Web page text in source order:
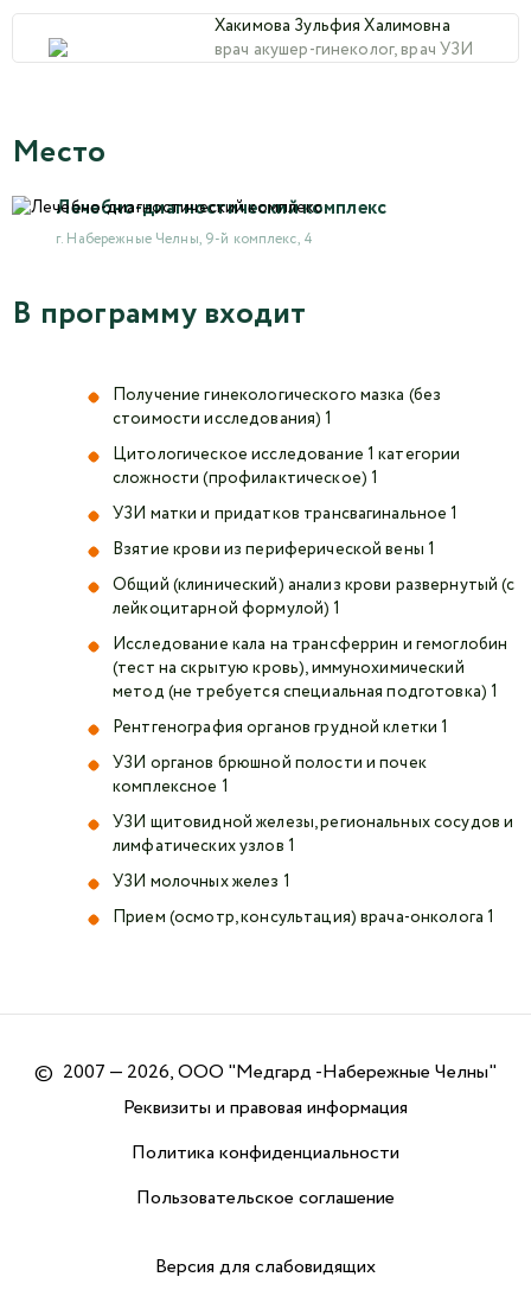
Хакимова Зульфия Халимовна
врач акушер-гинеколог, врач УЗИ
Место
Лечебно-диагностический комплекс
г. Набережные Челны, 9-й комплекс, 4
В программу входит
Получение гинекологического мазка (без
стоимости исследования) 1
Цитологическое исследование 1 категории
сложности (профилактическое) 1
УЗИ матки и придатков трансвагинальное 1
Взятие крови из периферической вены 1
Общий (клинический) анализ крови развернутый (с
лейкоцитарной формулой) 1
Исследование кала на трансферрин и гемоглобин
(тест на скрытую кровь), иммунохимический
метод (не требуется специальная подготовка) 1
Рентгенография органов грудной клетки 1
УЗИ органов брюшной полости и почек
комплексное 1
УЗИ щитовидной железы, региональных сосудов и
лимфатических узлов 1
УЗИ молочных желез 1
Прием (осмотр, консультация) врача-онколога 1
© 2007 — 2026, ООО "Медгард -Набережные Челны"
Реквизиты и правовая информация
Политика конфиденциальности
Пользовательское соглашение
Версия для слабовидящих